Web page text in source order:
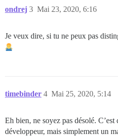
ondrej Mai 23, 2020, 6:16
3
Je veux dire, si tu ne peux pas
timebinder Mai 25, 2020, 5:14
4
Eh bien, ne soyez pas désolé.
développeur, mais simplement un